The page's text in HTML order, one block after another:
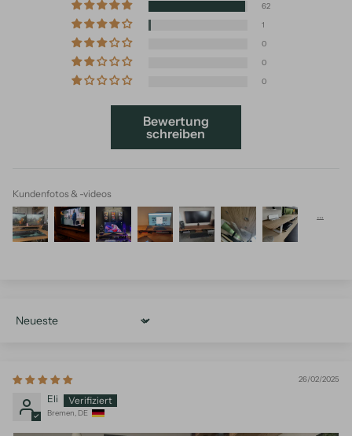
62
1
0
0
0
Bewertung
schreiben
Kundenfotos & -videos
Sort by
26/02/2025
Eli
Bremen, DE